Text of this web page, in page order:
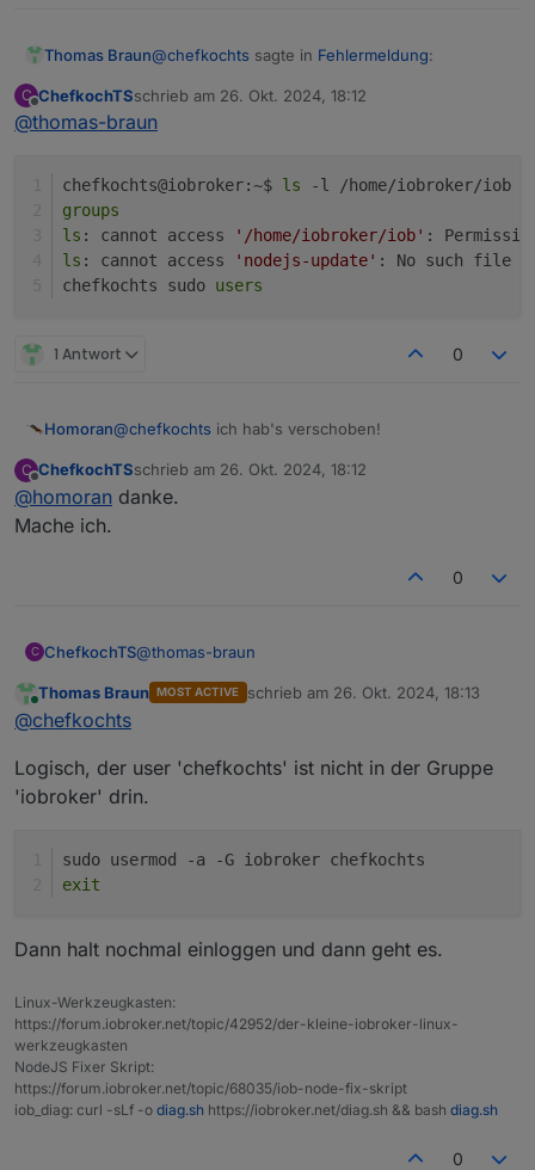
Thomas Braun@chefkochts sagte in Fehlermeldung:
ls -l /home/iobroker/iob nodejs-update
C
Offline
ChefkochTSschrieb am 26. Okt. 2024, 18:12
zuletzt editiert von
@thomas-braun
chefkochts@iobroker:~$ ls -l /home/iobroker/iob
groups
ls : cannot access '/home/iobroker/iob' :
ls : cannot access 'nodejs-update' : No such file
chefkochts sudo users
1 Antwort 0
Homoran@chefkochts ich hab's verschoben!
Aber code-tags musst du selber setzen.
C
Offline
ChefkochTSschrieb am 26. Okt. 2024, 18:12
zuletzt editiert von
@homoran danke.
Mache ich.
0
C ChefkochTS@thomas-braun
chefkochts@iobroker:~$ ls -l /home/
ls: cannot access 'nodejs-update': No
Online
Thomas Braun MOST ACTIVE schrieb am 26. Okt. 2024, 18:13
zuletzt editiert von
@chefkochts
Logisch, der user 'chefkochts' ist nicht in der Gruppe
'iobroker' drin.
sudo usermod -a -G iobroker chefkochts
exit
Dann halt nochmal einloggen und dann geht es.
Linux-Werkzeugkasten:
https://forum.iobroker.net/topic/42952/der-kleine-iobroker-linux-
werkzeugkasten
NodeJS Fixer Skript:
https://forum.iobroker.net/topic/68035/iob-node-fix-skript
iob_diag: curl -sLf -o diag.sh https://iobroker.net/diag.sh && bash diag.sh
0